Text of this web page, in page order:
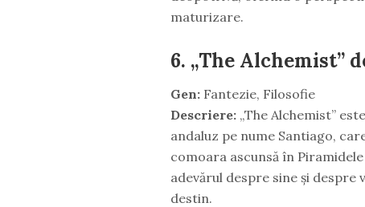
maturizare.
6. „The Alchemist”
Gen:Fantezie, Filosofie
Descriere:„The Alchemist”
andaluz pe nume Santiago,
comoara ascunsă în
adevărul despre sine și despre
destin.